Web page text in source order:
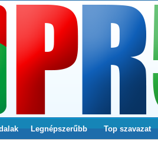
Legnépszerűbb Top szavazat